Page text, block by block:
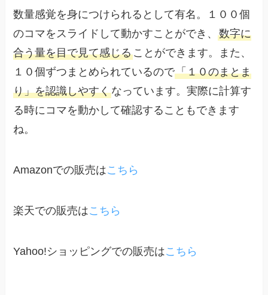
数量感覚を身につけられるとして有名。１００個
のコマをスライドして動かすことができ、数字に
合う量を目で見て感じることができます。また、
１０個ずつまとめられているので「１０のまとま
り」を認識しやすくなっています。実際に計算す
る時にコマを動かして確認することもできます
ね。
Amazonでの販売はこちら
楽天での販売はこちら
Yahoo!ショッピングでの販売はこちら